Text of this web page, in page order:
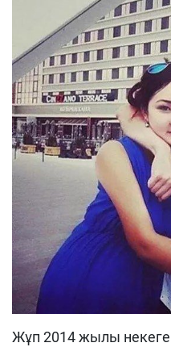
Жұп 2014 жылы некеге